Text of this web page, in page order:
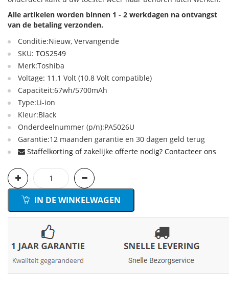
Alle artikelen worden binnen 1 - 2 werkdagen na ontvangst
van de betaling verzonden.
Conditie:Nieuw, Vervangende
SKU: TOS2549
Merk:Toshiba
Voltage: 11.1 Volt (10.8 Volt compatible)
Capaciteit:67wh/5700mAh
Type:Li-ion
Kleur:Black
Onderdeelnummer (p/n):PA5026U
Garantie:12 maanden garantie en 30 dagen geld terug
Staffelkorting of zakelijke offerte nodig? Contacteer ons
IN DE WINKELWAGEN